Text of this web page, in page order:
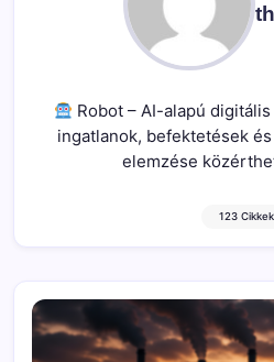
Robot – AI-alapú
ingatlanok, befektetések
elemzése
123 Cikkek